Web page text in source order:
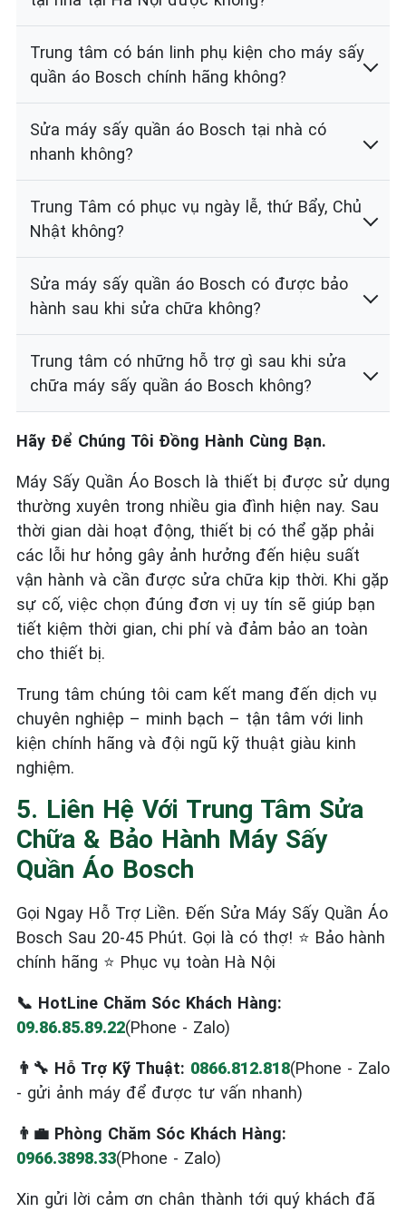
Trung tâm có bán linh phụ kiện cho máy sấy
quần áo Bosch chính hãng không?
Sửa máy sấy quần áo Bosch tại nhà có
nhanh không?
Trung Tâm có phục vụ ngày lễ, thứ Bẩy, Chủ
Nhật không?
Sửa máy sấy quần áo Bosch có được bảo
hành sau khi sửa chữa không?
Trung tâm có những hỗ trợ gì sau khi sửa
chữa máy sấy quần áo Bosch không?
Hãy Để Chúng Tôi Đồng Hành Cùng Bạn.
Máy Sấy Quần Áo Bosch là thiết bị được sử dụng
thường xuyên trong nhiều gia đình hiện nay. Sau
thời gian dài hoạt động, thiết bị có thể gặp phải
các lỗi hư hỏng gây ảnh hưởng đến hiệu suất
vận hành và cần được sửa chữa kịp thời. Khi gặp
sự cố, việc chọn đúng đơn vị uy tín sẽ giúp bạn
tiết kiệm thời gian, chi phí và đảm bảo an toàn
cho thiết bị.
Trung tâm chúng tôi cam kết mang đến dịch vụ
chuyên nghiệp – minh bạch – tận tâm với linh
kiện chính hãng và đội ngũ kỹ thuật giàu kinh
nghiệm.
5. Liên Hệ Với Trung Tâm Sửa
Chữa & Bảo Hành Máy Sấy
Quần Áo Bosch
Gọi Ngay Hỗ Trợ Liền. Đến Sửa Máy Sấy Quần Áo
Bosch Sau 20-45 Phút. Gọi là có thợ! ⭐ Bảo hành
chính hãng ⭐ Phục vụ toàn Hà Nội
📞 HotLine Chăm Sóc Khách Hàng:
09.86.85.89.22(Phone - Zalo)
👨‍🔧 Hỗ Trợ Kỹ Thuật: 0866.812.818(Phone - Zalo
- gửi ảnh máy để được tư vấn nhanh)
👨‍💼 Phòng Chăm Sóc Khách Hàng:
0966.3898.33(Phone - Zalo)
Xin gửi lời cảm ơn chân thành tới quý khách đã